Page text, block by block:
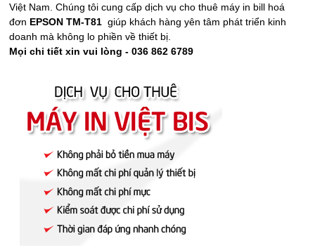
Việt Nam. Chúng tôi cung cấp dịch vụ cho thuê máy in bill hoá
đơn EPSON TM-T81 giúp khách hàng yên tâm phát triển kinh
doanh mà không lo phiền về thiết bị.
Mọi chi tiết xin vui lòng - 036 862 6789